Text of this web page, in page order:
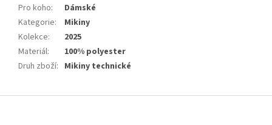
Pro koho:
Dámské
Kategorie:
Mikiny
Kolekce:
2025
Materiál:
100% polyester
Druh zboží: Mikiny technické